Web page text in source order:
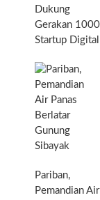
Dukung
Gerakan 1000
Startup Digital
Pariban,
Pemandian Air